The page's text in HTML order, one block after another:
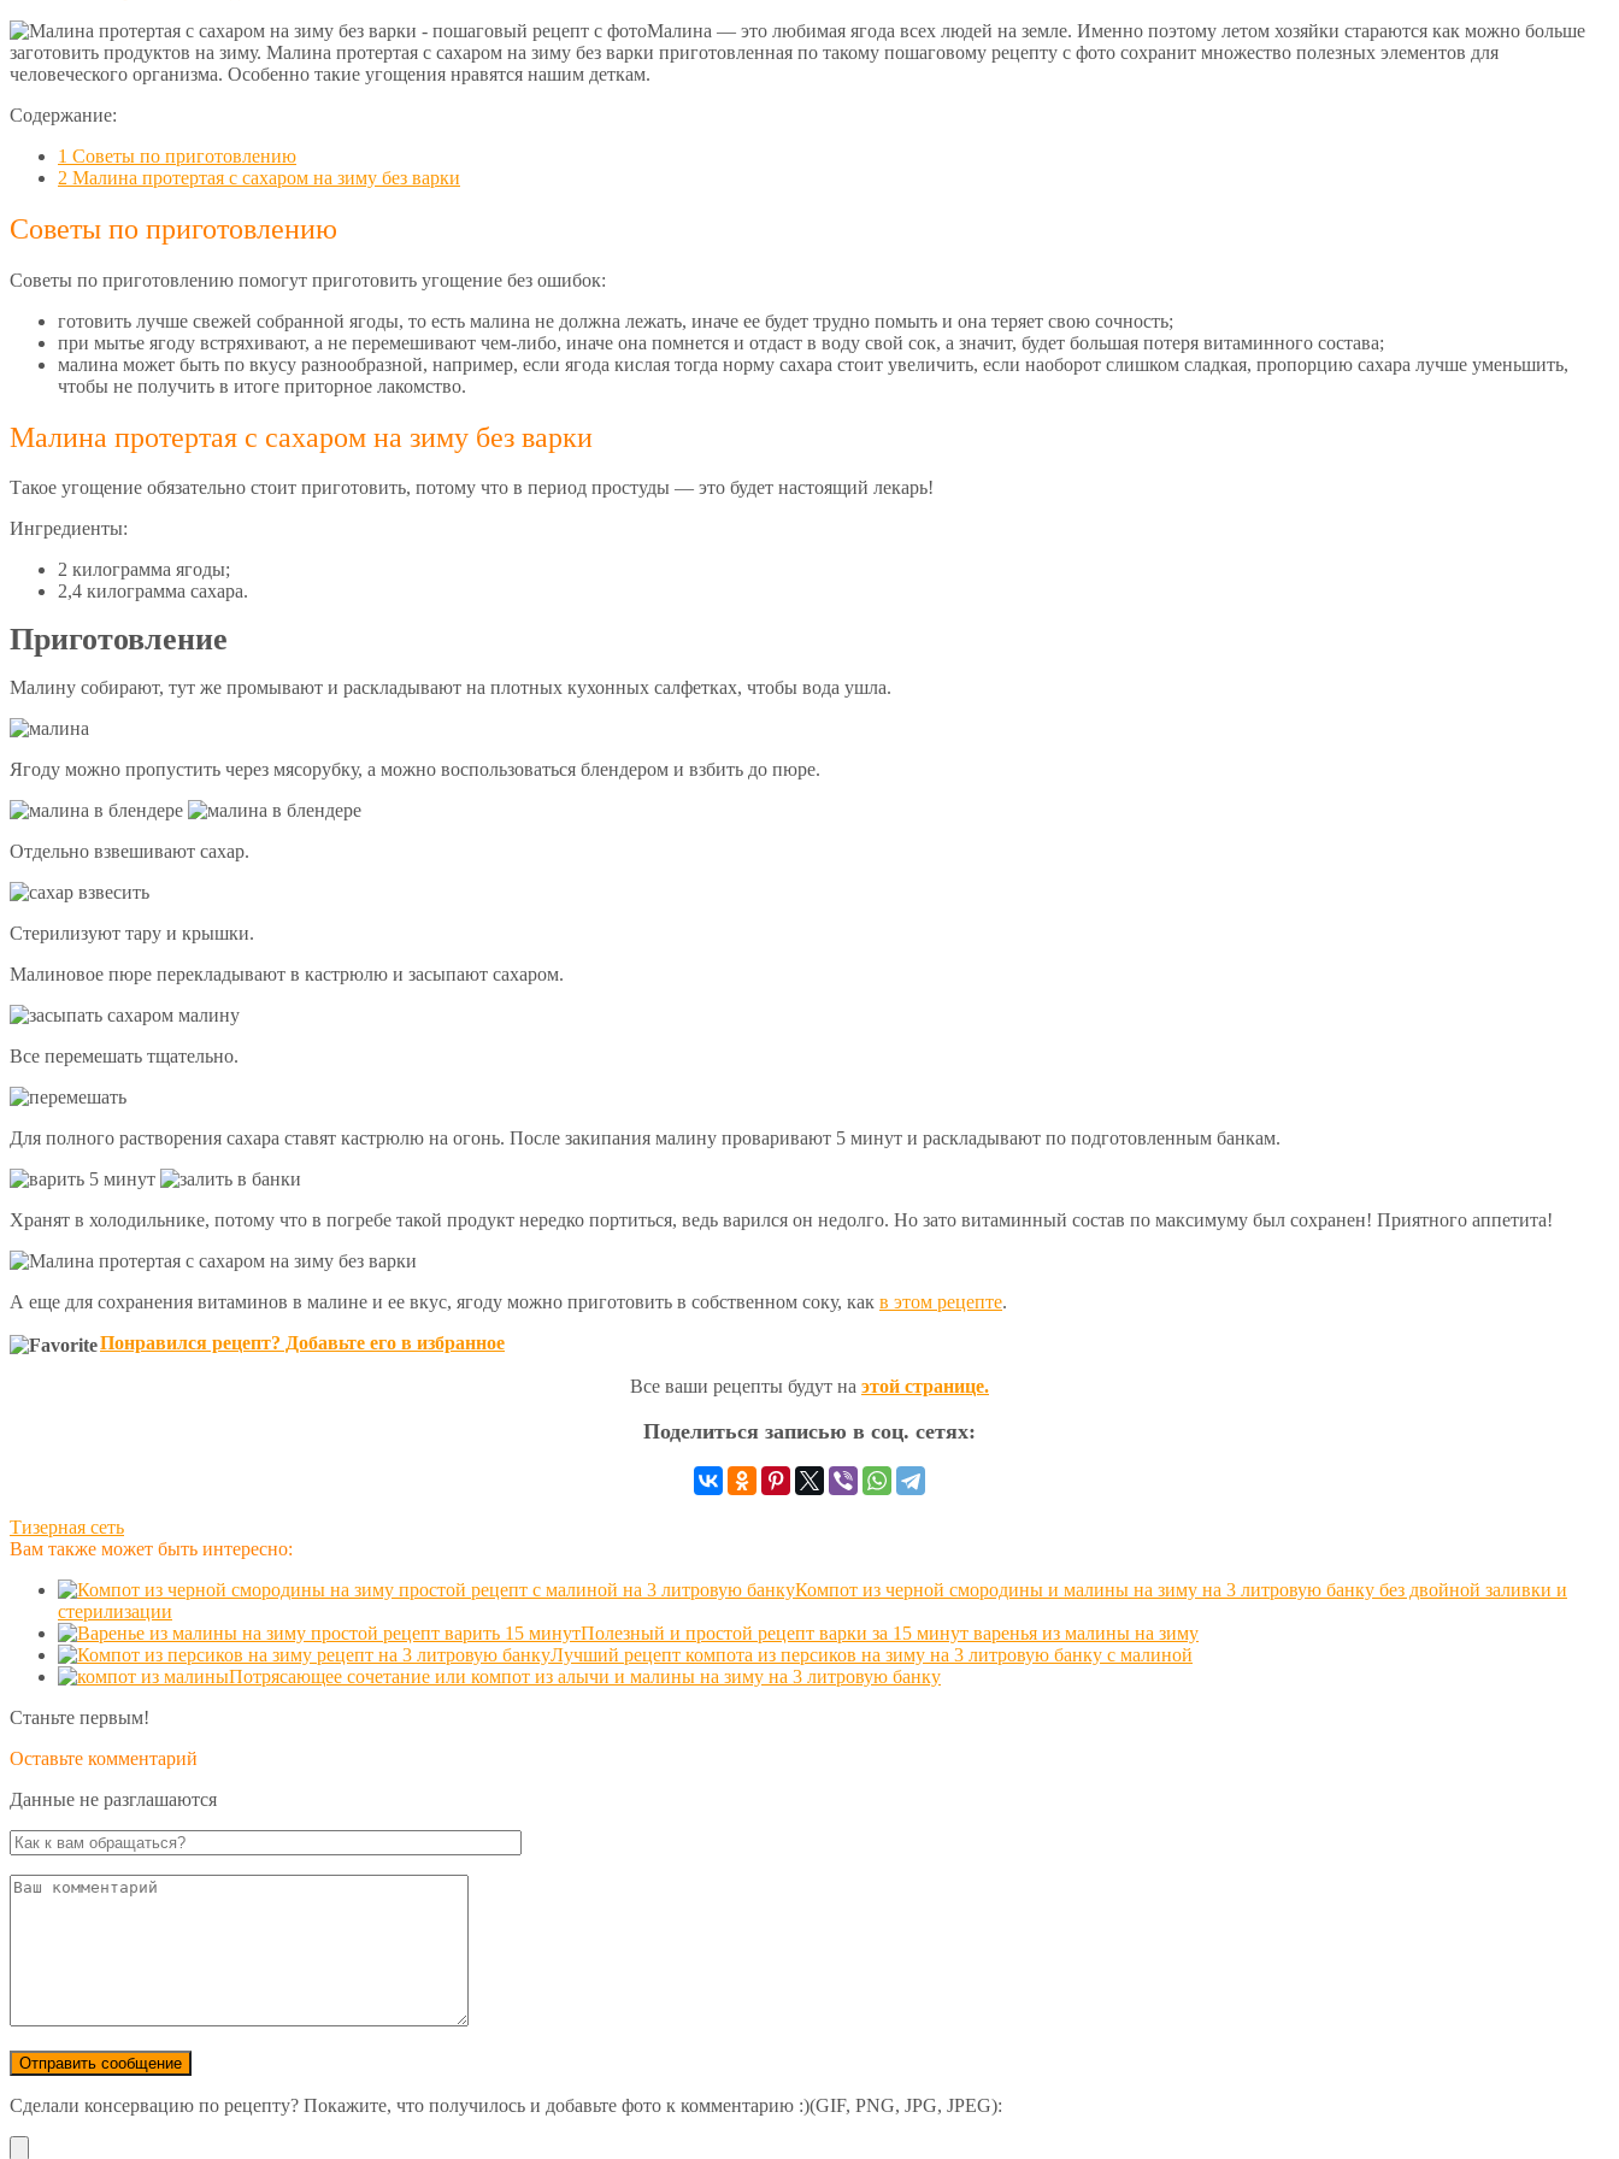
Малина — это любимая ягода всех людей на земле. Именно поэтому летом хозяйки стараются как можно больше
заготовить продуктов на зиму. Малина протертая с сахаром на зиму без варки приготовленная по такому пошаговому рецепту с фото сохранит множество полезных элементов для
человеческого организма. Особенно такие угощения нравятся нашим деткам.
Содержание:
1 Советы по приготовлению
2 Малина протертая с сахаром на зиму без варки
Советы по приготовлению
Советы по приготовлению помогут приготовить угощение без ошибок:
готовить лучше свежей собранной ягоды, то есть малина не должна лежать, иначе ее будет трудно помыть и она теряет свою сочность;
при мытье ягоду встряхивают, а не перемешивают чем-либо, иначе она помнется и отдаст в воду свой сок, а значит, будет большая потеря витаминного состава;
малина может быть по вкусу разнообразной, например, если ягода кислая тогда норму сахара стоит увеличить, если наоборот слишком сладкая, пропорцию сахара лучше уменьшить,
чтобы не получить в итоге приторное лакомство.
Малина протертая с сахаром на зиму без варки
Такое угощение обязательно стоит приготовить, потому что в период простуды — это будет настоящий лекарь!
Ингредиенты:
2 килограмма ягоды;
2,4 килограмма сахара.
Приготовление
Малину собирают, тут же промывают и раскладывают на плотных кухонных салфетках, чтобы вода ушла.
Ягоду можно пропустить через мясорубку, а можно воспользоваться блендером и взбить до пюре.
Отдельно взвешивают сахар.
Стерилизуют тару и крышки.
Малиновое пюре перекладывают в кастрюлю и засыпают сахаром.
Все перемешать тщательно.
Для полного растворения сахара ставят кастрюлю на огонь. После закипания малину проваривают 5 минут и раскладывают по подготовленным банкам.
Хранят в холодильнике, потому что в погребе такой продукт нередко портиться, ведь варился он недолго. Но зато витаминный состав по максимуму был сохранен! Приятного аппетита!
А еще для сохранения витаминов в малине и ее вкус, ягоду можно приготовить в собственном соку, как в этом рецепте.
Понравился рецепт? Добавьте его в избранное
Все ваши рецепты будут на этой странице.
Поделиться записью в соц. сетях:
Тизерная сеть
Вам также может быть интересно:
Компот из черной смородины и малины на зиму на 3 литровую банку без двойной заливки и
стерилизации
Полезный и простой рецепт варки за 15 минут варенья из малины на зиму
Лучший рецепт компота из персиков на зиму на 3 литровую банку с малиной
Потрясающее сочетание или компот из алычи и малины на зиму на 3 литровую банку
Станьте первым!
Оставьте комментарий
Данные не разглашаются
Сделали консервацию по рецепту? Покажите, что получилось и добавьте фото к комментарию :)(GIF, PNG, JPG, JPEG):